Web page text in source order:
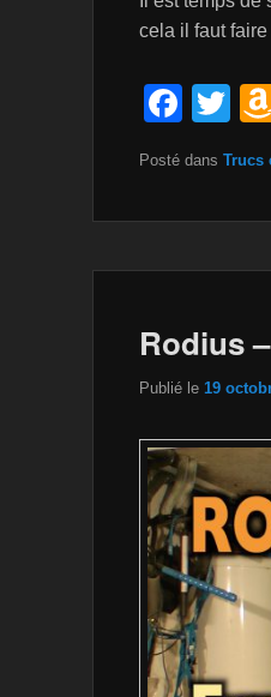
cela il faut
F
c
e
o
k
T
tt
er
Posté dans Trucs
Rodius
Publié le 19